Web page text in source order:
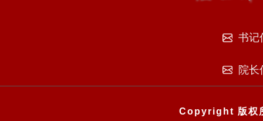
书记
院长
Copyright 版权